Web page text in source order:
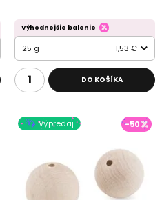
Výhodnejšie balenie
25 g 1,53 €
DO KOŠÍKA
Výpredaj -50